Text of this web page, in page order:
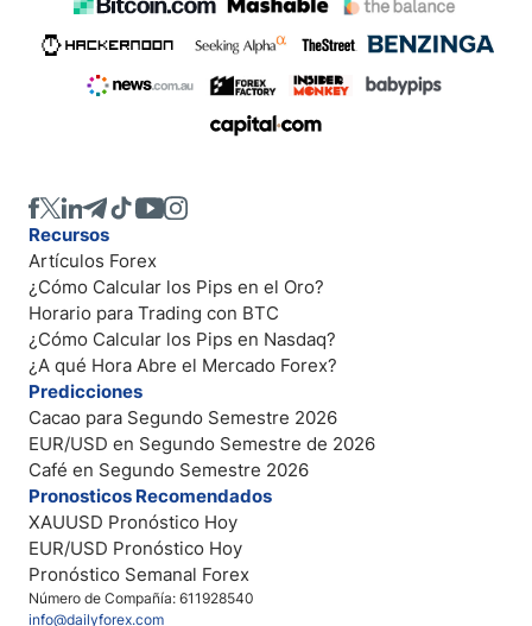
Número de Compañía: 611928540
info@dailyforex.com
Recursos
Artículos Forex
¿Cómo Calcular los Pips en el Oro?
Horario para Trading con BTC
¿Cómo Calcular los Pips en Nasdaq?
¿A qué Hora Abre el Mercado Forex?
Predicciones
Cacao para Segundo Semestre 2026
EUR/USD en Segundo Semestre de 2026
Café en Segundo Semestre 2026
Pronosticos Recomendados
XAUUSD Pronóstico Hoy
EUR/USD Pronóstico Hoy
Pronóstico Semanal Forex